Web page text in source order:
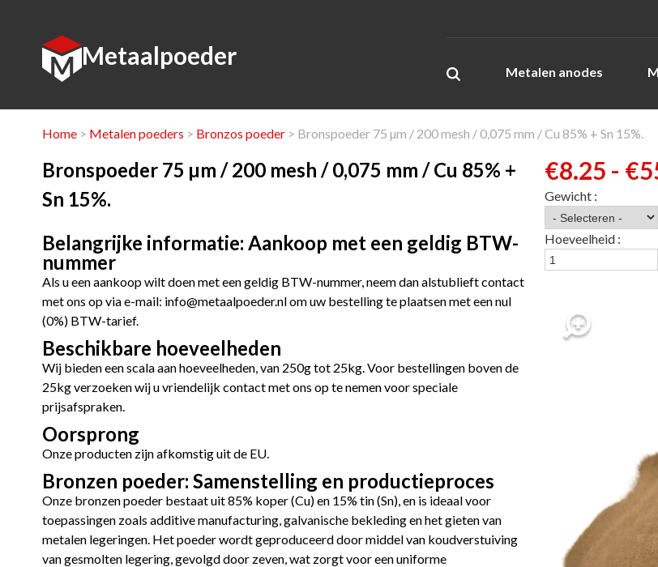
Metaalpoeder
Metalen anodes
Home > Metalen poeders > Bronzos poeder > Bronspoeder 75 µm / 200 mesh / 0,075 mm / Cu 85% + Sn 15%.
Bronspoeder 75 µm / 200 mesh / 0,075 mm / Cu 85% +
Sn 15%.
Belangrijke informatie: Aankoop met een geldig BTW-
nummer
Als u een aankoop wilt doen met een geldig BTW-nummer, neem dan alstublieft contact
met ons op via e-mail: info@metaalpoeder.nlom uw bestelling te plaatsen met een nul
(0%) BTW-tarief.
Beschikbare hoeveelheden
Wij bieden een scala aan hoeveelheden, van 250g tot 25kg. Voor bestellingen boven de
25kg verzoeken wij u vriendelijk contact met ons op te nemen voor speciale
prijsafspraken.
Oorsprong
Onze producten zijn afkomstig uit de EU.
Bronzen poeder: Samenstelling en productieproces
Onze bronzen poeder bestaat uit 85% koper (Cu) en 15% tin (Sn), en is ideaal voor
toepassingen zoals additive manufacturing, galvanische bekleding en het gieten van
metalen legeringen. Het poeder wordt geproduceerd door middel van koudverstuiving
van gesmolten legering, gevolgd door zeven, wat zorgt voor een uniforme
€8.25 - €